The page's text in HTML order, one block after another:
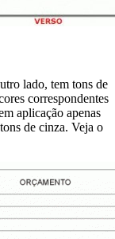
lado, tem tons de
correspondentes
aplicação apenas
de cinza. Veja o